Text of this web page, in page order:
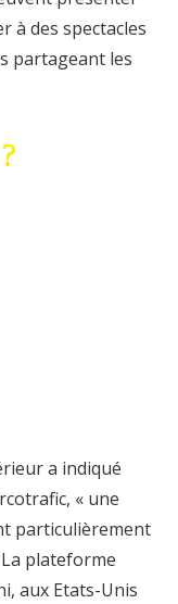
à des spectacles
partageant les
a indiqué
« une
particulièrement
plateforme
aux Etats-Unis